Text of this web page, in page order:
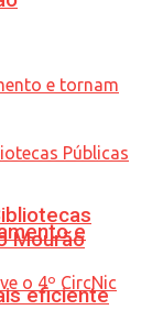
e
eficiente
Mourão